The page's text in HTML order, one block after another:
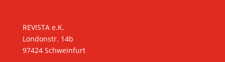
REVISTA e.K.
Londonstr. 14b
97424 Schweinfurt